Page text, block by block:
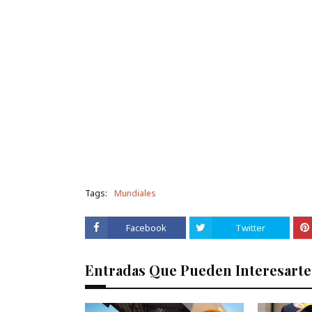
Kim Jong Un dirigió una
Tags: Mundiales
Facebook Twitter
Entradas Que Pueden Interesarte